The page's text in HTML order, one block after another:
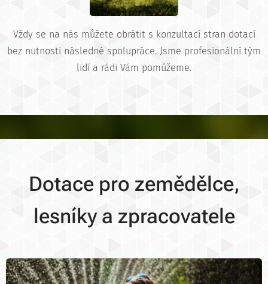
Vždy se na nás můžete obrátit s konzultací stran dotací
bez nutnosti následné spolupráce. Jsme profesionální tým
lidí a rádi Vám pomůžeme.
Dotace pro zemědělce,
lesníky a zpracovatele